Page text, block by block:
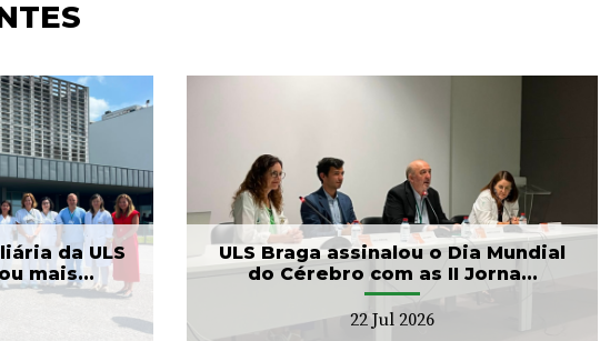
da ULS
mais...
ULS Braga assinalou o Dia Mundial
do Cérebro com as II Jorna...
22 Jul 2026
o Dia
com
Arcebispo Primaz de
Braga realiza dádiva no
Banco de Sangue
21 Jul 2026